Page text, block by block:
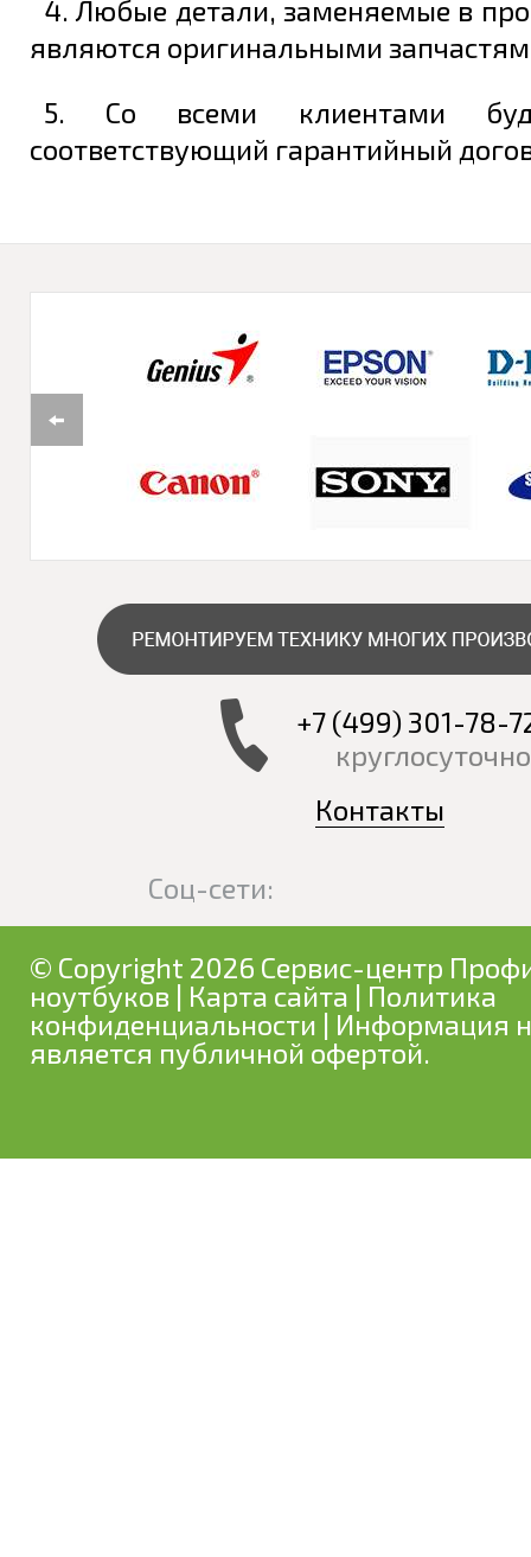
4. Любые детали, заменяемые в
являются оригинальными
5. Со всеми клиентами
соответствующий гарантийный
+7 (499) 301-78-
Контакты
Соц-сети:
© Copyright 2026 Сервис-центр
ноутбуков | Карта сайта | Политика
конфиденциальности | Информация
является публичной офертой.